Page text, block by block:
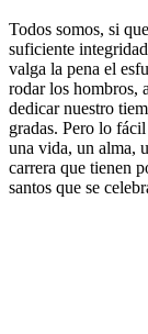
Todos somos, si
suficiente
valga la pena el
rodar los hombros,
dedicar nuestro
gradas. Pero lo
una vida, un alma,
carrera que tienen
santos que se